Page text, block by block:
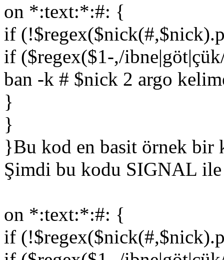
on *:text:*:#: {
if
if ($regex($1-,/
ban -k # $nick 2 argo
}
}
}Bu kod en basit örnek bir
Şimdi bu kodu SIGNAL ile
on *:text:*:#: {
if